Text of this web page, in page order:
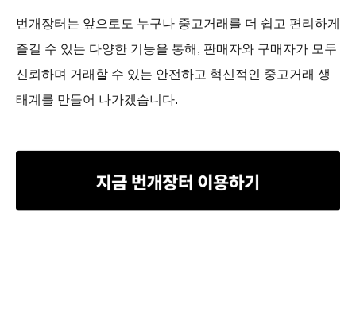
번개장터는 앞으로도 누구나 중고거래를 더 쉽고 편리하게
즐길 수 있는 다양한 기능을 통해, 판매자와 구매자가 모두
신뢰하며 거래할 수 있는 안전하고 혁신적인 중고거래 생
태계를 만들어 나가겠습니다.